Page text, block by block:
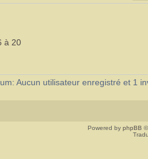
à 20
Aucun utilisateur enregistré et 1
Powered by phpBB